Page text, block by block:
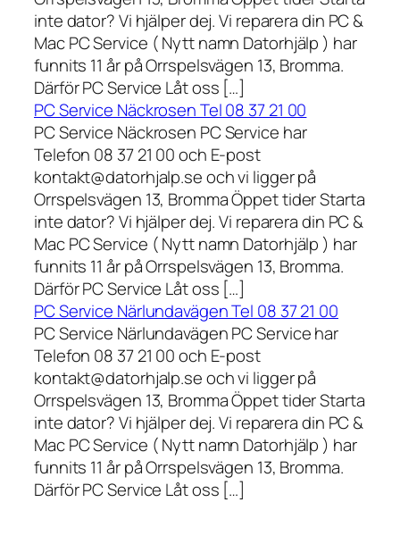
inte dator? Vi hjälper dej. Vi reparera din PC &
Mac PC Service ( Nytt namn Datorhjälp ) har
funnits 11 år på Orrspelsvägen 13, Bromma.
Därför PC Service Låt oss […]
PC Service Näckrosen Tel 08 37 21 00
PC Service Näckrosen PC Service har
Telefon 08 37 21 00 och E-post
kontakt@datorhjalp.se och vi ligger på
Orrspelsvägen 13, Bromma Öppet tider Starta
inte dator? Vi hjälper dej. Vi reparera din PC &
Mac PC Service ( Nytt namn Datorhjälp ) har
funnits 11 år på Orrspelsvägen 13, Bromma.
Därför PC Service Låt oss […]
PC Service Närlundavägen Tel 08 37 21 00
PC Service Närlundavägen PC Service har
Telefon 08 37 21 00 och E-post
kontakt@datorhjalp.se och vi ligger på
Orrspelsvägen 13, Bromma Öppet tider Starta
inte dator? Vi hjälper dej. Vi reparera din PC &
Mac PC Service ( Nytt namn Datorhjälp ) har
funnits 11 år på Orrspelsvägen 13, Bromma.
Därför PC Service Låt oss […]